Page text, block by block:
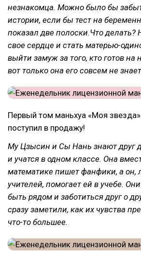
незнакомца. Можно было бы
истории, если бы тест на
показал две полоски.Что делать?
свое сердце и стать матерью-
выйти замуж за того, кто готов на
вот только она его совсем не
Первый том маньхуа «Моя
поступил в продажу!
Му Цзысин и Сы Нань знают друг
и учатся в одном классе. Она
математике пишет фанфики, а он,
учителей, помогает ей в учебе.
быть рядом и заботиться друг о
сразу заметили, как их чувства
что-то большее.